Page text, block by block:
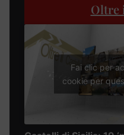
Oltre
Fai clic per
cookie per